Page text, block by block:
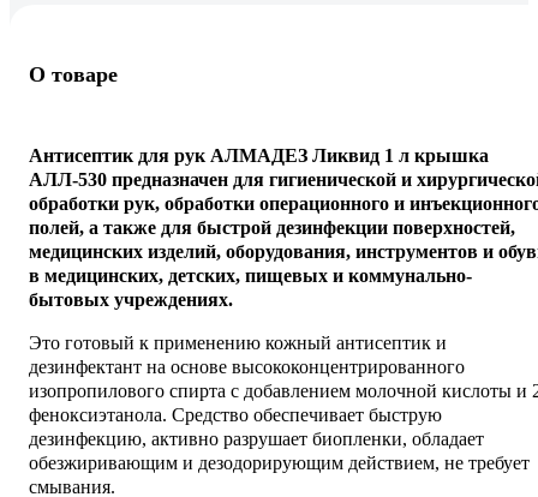
О товаре
Антисептик для рук АЛМАДЕЗ Ликвид 1 л крышка
АЛЛ-530 предназначен для гигиенической и
обработки рук, обработки операционного и
полей, а также для быстрой дезинфекции поверхностей,
медицинских изделий, оборудования, инструментов и
в медицинских, детских, пищевых и коммунально-
бытовых учреждениях.
Это готовый к применению кожный антисептик и
дезинфектант на основе высококонцентрированного
изопропилового спирта с добавлением молочной кислоты и
феноксиэтанола. Средство обеспечивает быструю
дезинфекцию, активно разрушает биопленки, обладает
обезжиривающим и дезодорирующим действием, не требует
смывания.